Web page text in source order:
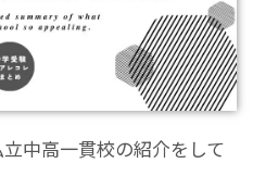
中高一貫校の紹介をして